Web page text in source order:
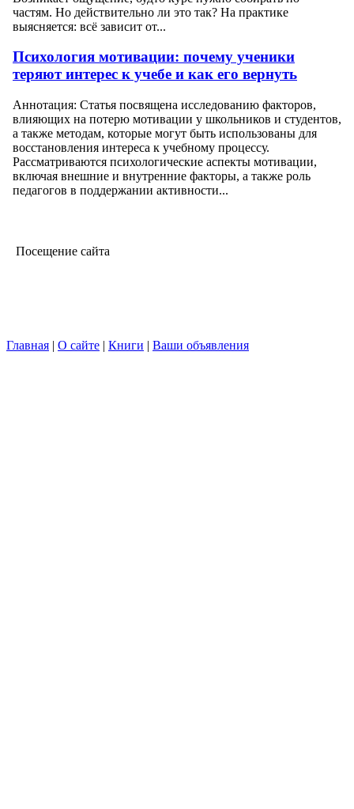
частям. Но действительно ли это так? На практике
выясняется: всё зависит от...
Психология мотивации: почему ученики
теряют интерес к учебе и как его вернуть
Аннотация: Статья посвящена исследованию факторов,
влияющих на потерю мотивации у школьников и студентов,
а также методам, которые могут быть использованы для
восстановления интереса к учебному процессу.
Рассматриваются психологические аспекты мотивации,
включая внешние и внутренние факторы, а также роль
педагогов в поддержании активности...
Посещение сайта
Главная | О сайте | Книги | Ваши объявления